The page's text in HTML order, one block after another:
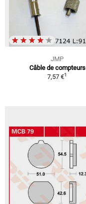
JMP
Câble de compteurs
7,57 €1